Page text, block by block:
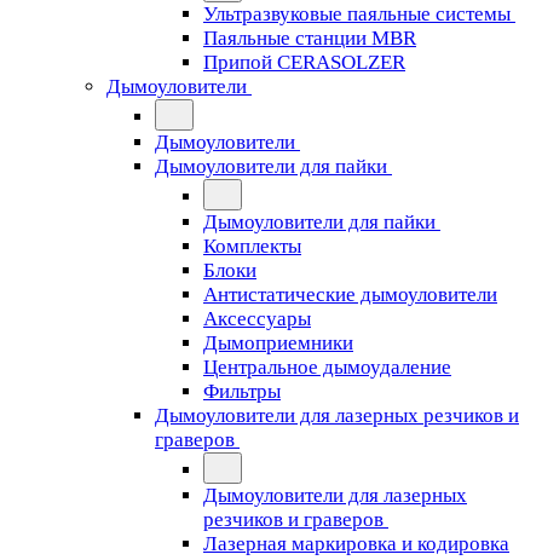
Ультразвуковые паяльные системы
Паяльные станции MBR
Припой CERASOLZER
Дымоуловители
Дымоуловители
Дымоуловители для пайки
Дымоуловители для пайки
Комплекты
Блоки
Антистатические дымоуловители
Аксессуары
Дымоприемники
Центральное дымоудаление
Фильтры
Дымоуловители для лазерных резчиков и
граверов
Дымоуловители для лазерных
резчиков и граверов
Лазерная маркировка и кодировка